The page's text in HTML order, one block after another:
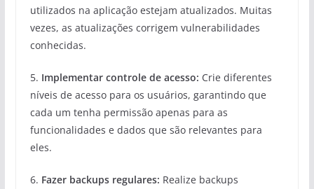
utilizados na aplicação estejam atualizados. Muitas
vezes, as atualizações corrigem vulnerabilidades
conhecidas.
5. Implementar controle de acesso: Crie diferentes
níveis de acesso para os usuários, garantindo que
cada um tenha permissão apenas para as
funcionalidades e dados que são relevantes para
eles.
6. Fazer backups regulares: Realize backups